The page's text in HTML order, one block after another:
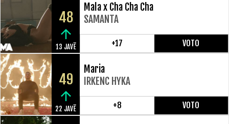
48
13 JAVË
Mala x Cha Cha Cha
SAMANTA
+17 VOTO
49
22 JAVË
Maria
IRKENC HYKA
+8 VOTO